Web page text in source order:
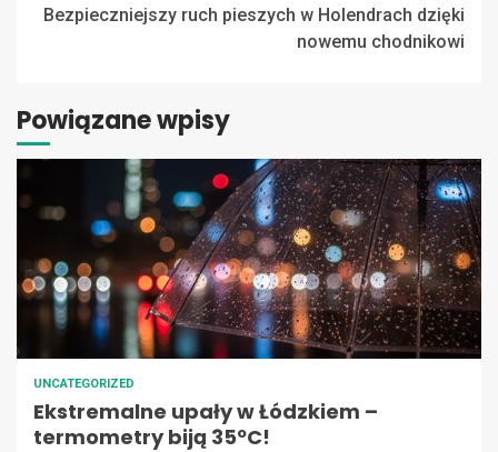
Bezpieczniejszy ruch pieszych w Holendrach dzięki
nowemu chodnikowi
Powiązane wpisy
UNCATEGORIZED
Ekstremalne upały w Łódzkiem –
termometry biją 35ºC!